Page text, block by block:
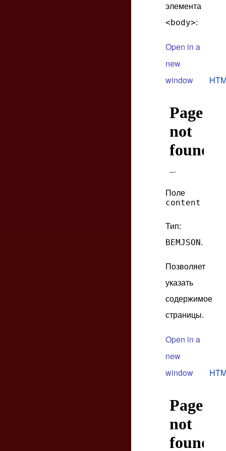
элемента
<body>:
Open in a
new
window
Поле
content
Тип:
BEMJSON.
Позволяет
указать
содержимое
страницы.
Open in a
new
window